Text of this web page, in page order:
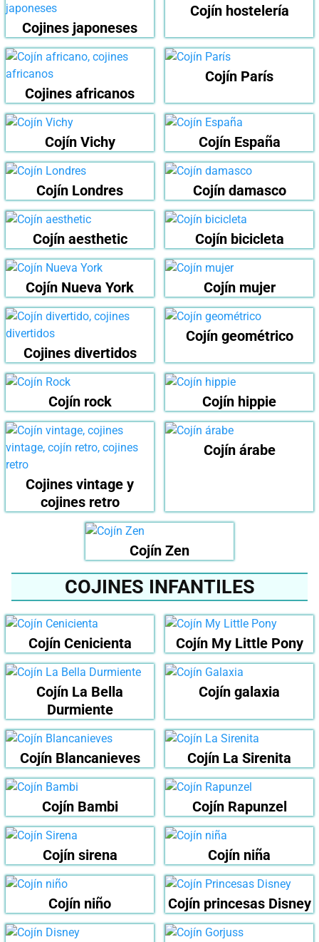
Cojines japoneses
Cojín hostelería
Cojines africanos
Cojín París
Cojín Vichy Cojín España
Cojín Londres Cojín damasco
Cojín aesthetic Cojín bicicleta
Cojín Nueva York Cojín mujer
Cojines divertidos
Cojín geométrico
Cojín rock Cojín hippie
Cojines vintage y
cojines retro
Cojín árabe
Cojín Zen
COJINES INFANTILES
Cojín Cenicienta Cojín My Little Pony
Cojín La Bella
Durmiente
Cojín galaxia
Cojín Blancanieves Cojín La Sirenita
Cojín Bambi Cojín Rapunzel
Cojín sirena Cojín niña
Cojín niño Cojín princesas Disney